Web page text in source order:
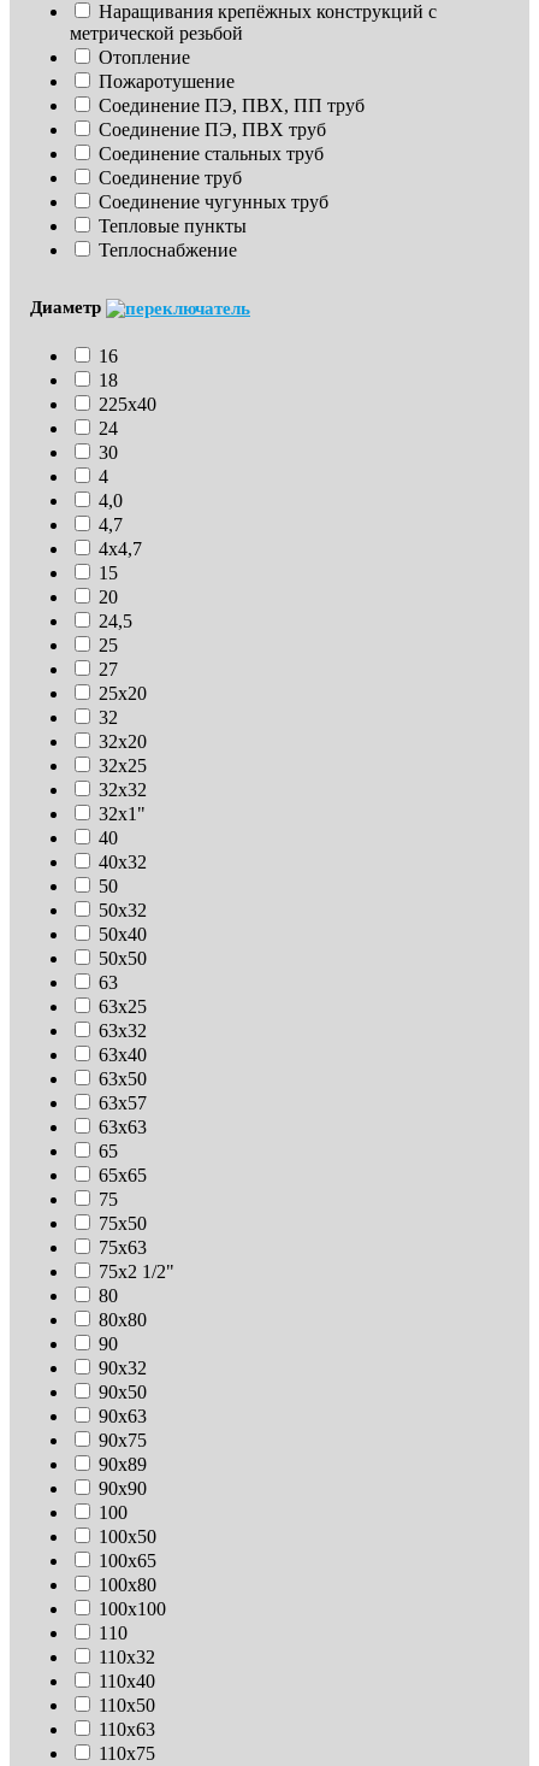
Наращивания крепёжных конструкций с
метрической резьбой
Отопление
Пожаротушение
Соединение ПЭ, ПВХ, ПП труб
Соединение ПЭ, ПВХ труб
Соединение стальных труб
Соединение труб
Соединение чугунных труб
Тепловые пункты
Теплоснабжение
Диаметр
16
18
225х40
24
30
4
4,0
4,7
4х4,7
15
20
24,5
25
27
25х20
32
32х20
32х25
32х32
32х1"
40
40х32
50
50х32
50х40
50х50
63
63х25
63х32
63х40
63х50
63х57
63х63
65
65х65
75
75х50
75х63
75х2 1/2"
80
80х80
90
90х32
90х50
90х63
90х75
90х89
90х90
100
100х50
100х65
100х80
100х100
110
110х32
110х40
110х50
110х63
110х75